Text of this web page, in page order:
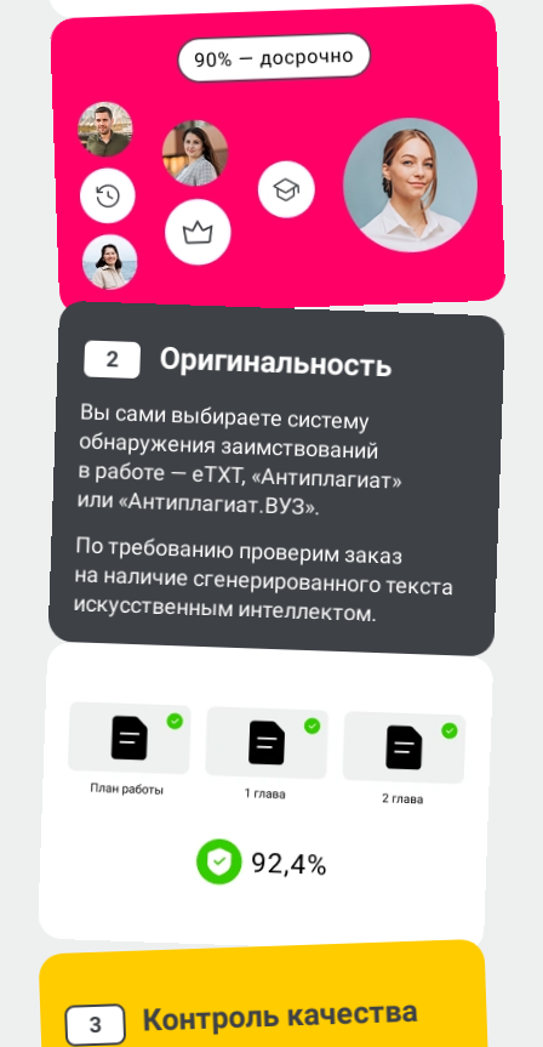
2 Оригинальность
Вы сами выбираете систему
обнаружения заимствований
в работе — eTXT, «Антиплагиат»
или «Антиплагиат.ВУЗ».
По требованию проверим заказ
на наличие сгенерированного текста
искусственным интеллектом.
3 Контроль качества